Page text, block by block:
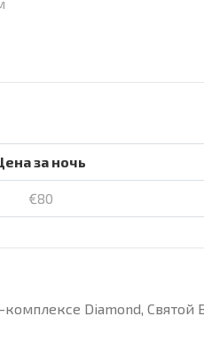
за ночь
€80
Diamond, Святой